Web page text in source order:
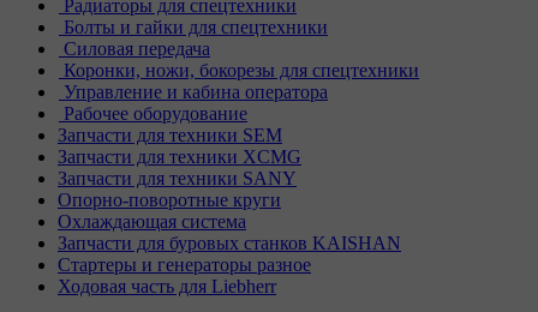
Радиаторы для спецтехники
Болты и гайки для спецтехники
Силовая передача
Коронки, ножи, бокорезы для спецтехники
Управление и кабина оператора
Рабочее оборудование
Запчасти для техники SEM
Запчасти для техники XCMG
Запчасти для техники SANY
Опорно-поворотные круги
Охлаждающая система
Запчасти для буровых станков KAISHAN
Стартеры и генераторы разное
Ходовая часть для Liebherr